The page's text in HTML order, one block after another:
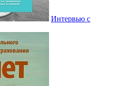
Интервью с